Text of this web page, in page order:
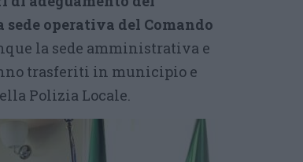
operativa del Comando
la sede amministrativa e
trasferiti in municipio e
Polizia Locale.